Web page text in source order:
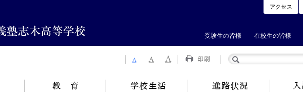
受験生の皆様 在校生の皆様
アクセス